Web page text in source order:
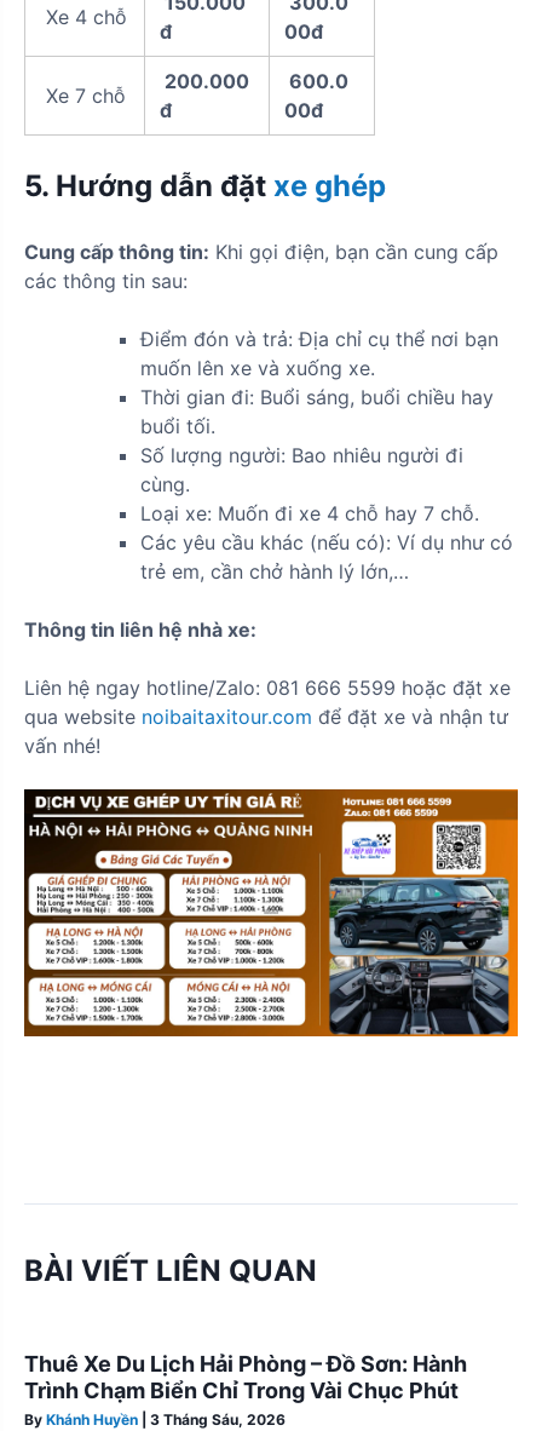
Xe 4 chỗ
đ
00đ
Xe 7 chỗ
200.000
đ
600.0
00đ
5. Hướng dẫn đặt xe ghép
Cung cấp thông tin: Khi gọi điện, bạn cần cung cấp
các thông tin sau:
Điểm đón và trả: Địa chỉ cụ thể nơi bạn
muốn lên xe và xuống xe.
Thời gian đi: Buổi sáng, buổi chiều hay
buổi tối.
Số lượng người: Bao nhiêu người đi
cùng.
Loại xe: Muốn đi xe 4 chỗ hay 7 chỗ.
Các yêu cầu khác (nếu có): Ví dụ như có
trẻ em, cần chở hành lý lớn,…
Thông tin liên hệ nhà xe:
Liên hệ ngay hotline/Zalo: 081 666 5599 hoặc đặt xe
qua website noibaitaxitour.com để đặt xe và nhận tư
vấn nhé!
BÀI VIẾT LIÊN QUAN
Thuê Xe Du Lịch Hải Phòng – Đồ Sơn: Hành
Trình Chạm Biển Chỉ Trong Vài Chục Phút
By Khánh Huyền 3 Tháng Sáu, 2026